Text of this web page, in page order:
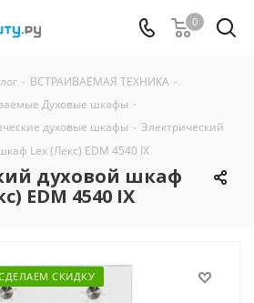
0
- ВСТРАИВАЕМАЯ ТЕХНИКА -
Духовые шкафы -
духовые шкафы - Электрический
Lex (Лекс) EDM 4540 IX
духовой шкаф
EDM 4540 IX
СКИДКУ